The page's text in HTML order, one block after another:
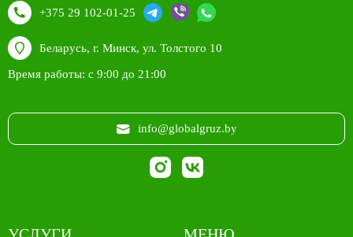
+375 29 102-01-25
Беларусь, г. Минск, ул. Толстого 10
Время работы: с 9:00 до 21:00
info@globalgruz.by